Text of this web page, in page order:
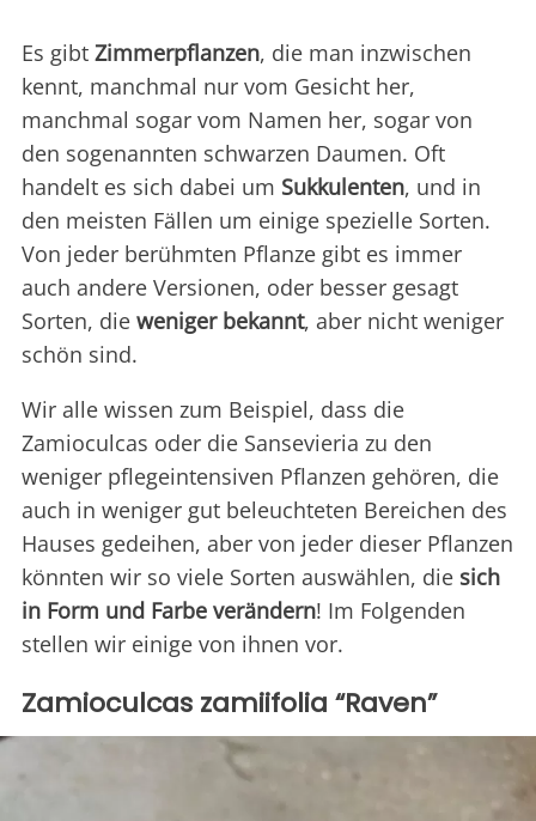
Es gibt Zimmerpflanzen, die man inzwischen
kennt, manchmal nur vom Gesicht her,
manchmal sogar vom Namen her, sogar von
den sogenannten schwarzen Daumen. Oft
handelt es sich dabei um Sukkulenten, und in
den meisten Fällen um einige spezielle Sorten.
Von jeder berühmten Pflanze gibt es immer
auch andere Versionen, oder besser gesagt
Sorten, die weniger bekannt, aber nicht weniger
schön sind.
Wir alle wissen zum Beispiel, dass die
Zamioculcas oder die Sansevieria zu den
weniger pflegeintensiven Pflanzen gehören, die
auch in weniger gut beleuchteten Bereichen des
Hauses gedeihen, aber von jeder dieser Pflanzen
könnten wir so viele Sorten auswählen, die sich
in Form und Farbe verändern! Im Folgenden
stellen wir einige von ihnen vor.
Zamioculcas zamiifolia “Raven”